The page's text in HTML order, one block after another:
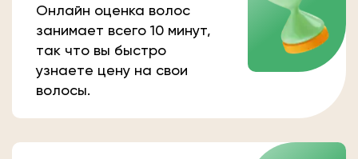
Онлайн оценка волос
занимает всего 10 минут,
так что вы быстро
узнаете цену на свои
волосы.